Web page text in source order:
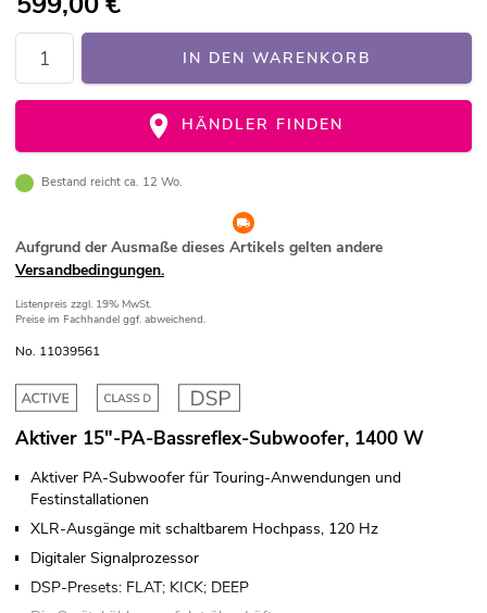
IN DEN WARENKORB
HÄNDLER FINDEN
Bestand reicht ca. 12 Wo.
Aufgrund der Ausmaße dieses Artikels gelten andere
Versandbedingungen.
Listenpreis zzgl. 19% MwSt.
Preise im Fachhandel ggf. abweichend.
No. 11039561
Aktiver 15"-PA-Bassreflex-Subwoofer, 1400 W
Aktiver PA-Subwoofer für Touring-Anwendungen und
Festinstallationen
XLR-Ausgänge mit schaltbarem Hochpass, 120 Hz
Digitaler Signalprozessor
DSP-Presets: FLAT; KICK; DEEP